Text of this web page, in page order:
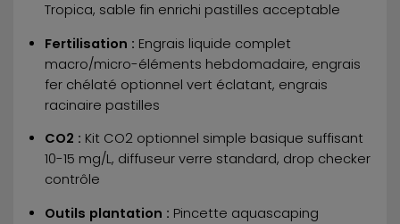
Tropica, sable fin enrichi pastilles acceptable
Fertilisation : Engrais liquide complet
macro/micro-éléments hebdomadaire, engrais
fer chélaté optionnel vert éclatant, engrais
racinaire pastilles
CO2 : Kit CO2 optionnel simple basique suffisant
10-15 mg/L, diffuseur verre standard, drop checker
contrôle
Outils plantation : Pincette aquascaping